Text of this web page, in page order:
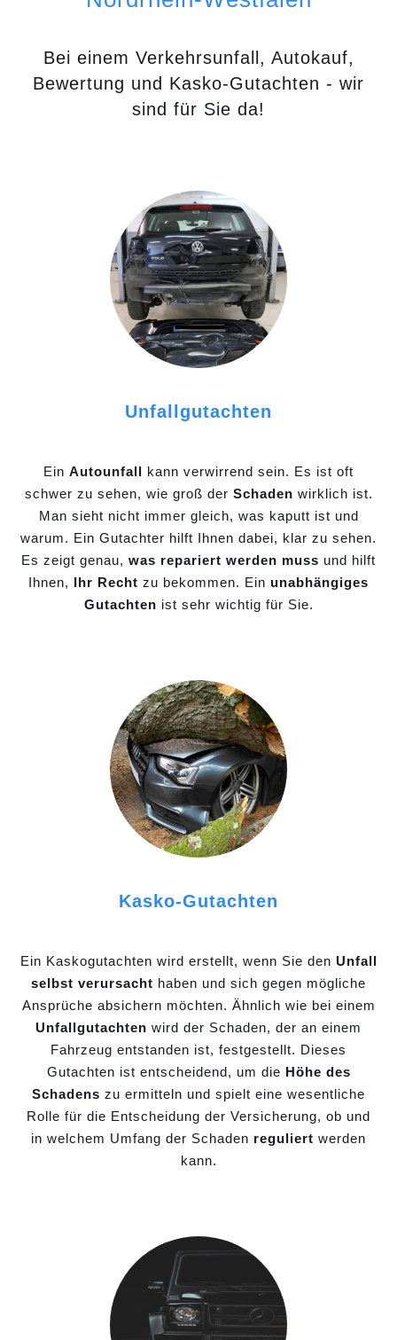
Bei einem Verkehrsunfall, Autokauf,
Bewertung und Kasko-Gutachten - wir
sind für Sie da!
Unfallgutachten
Ein Autounfall kann verwirrend sein. Es ist oft
schwer zu sehen, wie groß der Schaden wirklich ist.
Man sieht nicht immer gleich, was kaputt ist und
warum. Ein Gutachter hilft Ihnen dabei, klar zu sehen.
Es zeigt genau, was repariert werden muss und hilft
Ihnen, Ihr Recht zu bekommen. Ein unabhängiges
Gutachten ist sehr wichtig für Sie.
Kasko-Gutachten
Ein Kaskogutachten wird erstellt, wenn Sie den Unfall
selbst verursacht haben und sich gegen mögliche
Ansprüche absichern möchten. Ähnlich wie bei einem
Unfallgutachten wird der Schaden, der an einem
Fahrzeug entstanden ist, festgestellt. Dieses
Gutachten ist entscheidend, um die Höhe des
Schadens zu ermitteln und spielt eine wesentliche
Rolle für die Entscheidung der Versicherung, ob und
in welchem Umfang der Schaden reguliert werden
kann.